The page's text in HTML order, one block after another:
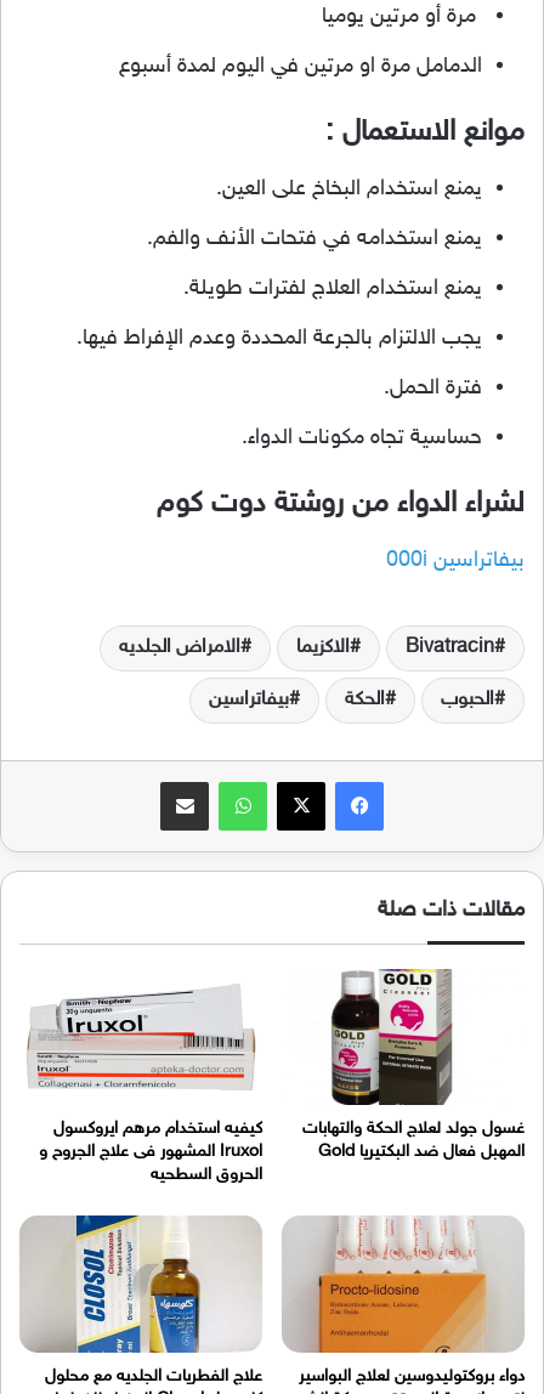
مرة أو مرتين يوميا
الدمامل مرة او مرتين في اليوم لمدة أسبوع
موانع الاستعمال :
يمنع استخدام البخاخ على العين.
يمنع استخدامه في فتحات الأنف والفم.
يمنع استخدام العلاج لفترات طويلة.
يجب الالتزام بالجرعة المحددة وعدم الإفراط فيها.
فترة الحمل.
حساسية تجاه مكونات الدواء.
لشراء الدواء من روشتة دوت كوم
بيفاتراسين 000i
Bivatracin الاكزيما الامراض الجلديه
الحبوب الحكة بيفاتراسين
فيسبوك واتساب
مقالات ذات صلة
غسول جولد لعلاج الحكة والتهابات
المهبل فعال ضد البكتيريا Gold
كيفيه استخدام مرهم ايروكسول
Iruxol المشهور فى علاج الجروح و
الحروق السطحيه
دواء بروكتوليدوسين لعلاج البواسير
علاج الفطريات الجلديه مع محلول